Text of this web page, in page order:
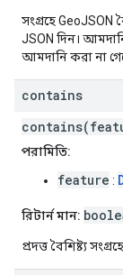
সংগ্রহে GeoJSON
JSON দিন।
আমদানি করা না
contains
পরামিতি:
feature :
রিটার্ন মান:
প্রদত্ত বৈশিষ্ট্য